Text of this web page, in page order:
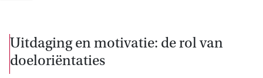
Uitdaging en motivatie: de rol van
doeloriëntaties